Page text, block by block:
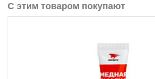
С этим товаром покупают